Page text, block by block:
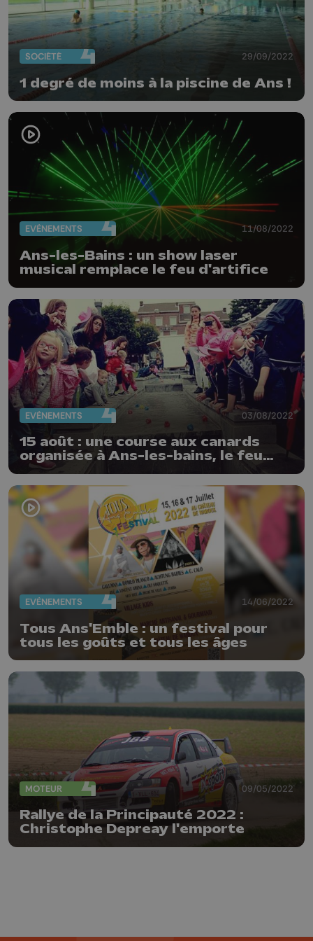
SOCIÉTÉ 29/09/2022
1 degré de moins à la piscine de Ans !
EVÈNEMENTS 11/08/2022
Ans-les-Bains : un show laser
musical remplace le feu d'artifice
EVÈNEMENTS 03/08/2022
15 août : une course aux canards
organisée à Ans-les-bains, le feu
d'artifice annulé
EVÈNEMENTS 14/06/2022
Tous Ans'Emble : un festival pour
tous les goûts et tous les âges
MOTEUR 09/05/2022
Rallye de la Principauté 2022 :
Christophe Depreay l'emporte